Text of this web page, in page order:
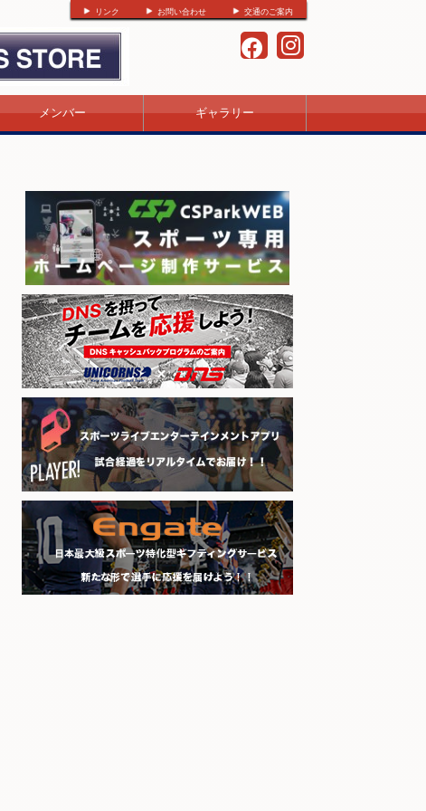
リンク お問い合わせ 交通のご案内
メンバー ギャラリー